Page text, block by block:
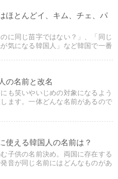
ほとんどイ、キム、チェ、パ
のに同じ苗字ではない？」、「同じ
気になる韓国人」など韓国で一番
の名前と改名
も笑いやいじめの対象になるよう
ます。一体どんな名前があるので
使える韓国人の名前は？
子供の名前決め。両国に存在する
音が同じ名前にはどんなものがあ